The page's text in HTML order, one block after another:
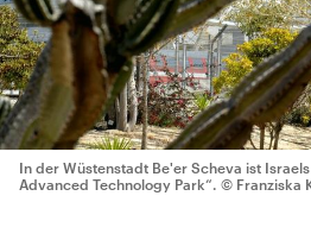
In der Wüstenstadt Be'er Scheva ist Israels
Advanced Technology Park“. © Franziska